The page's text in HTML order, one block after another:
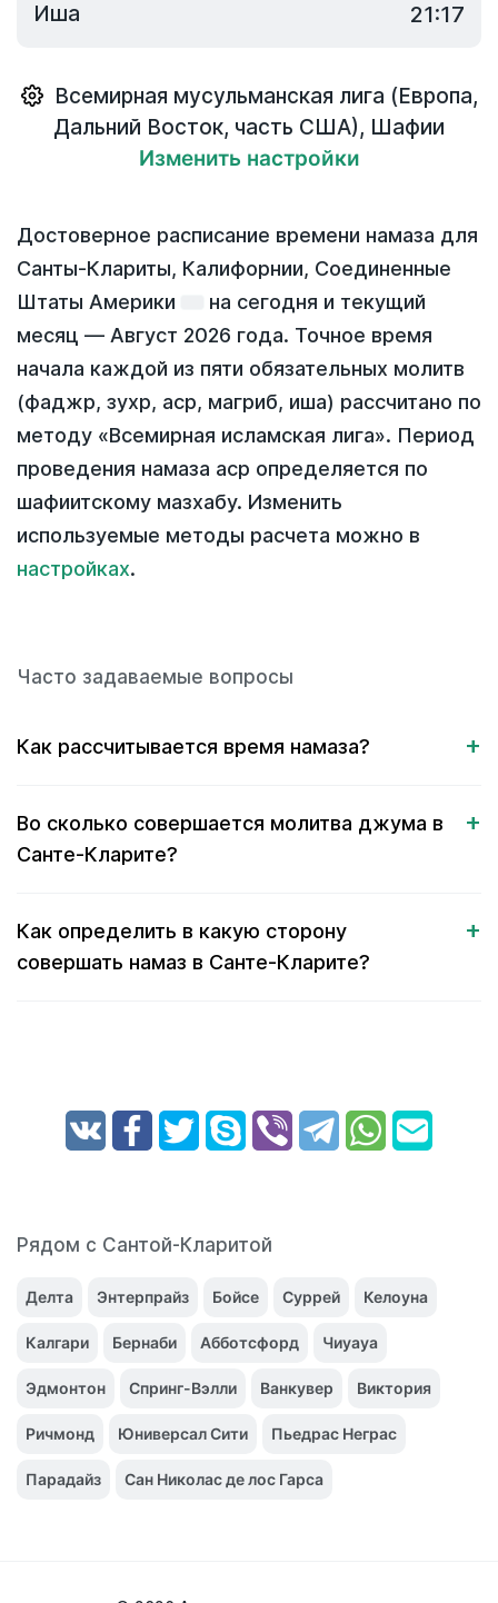
Иша 21:17
Всемирная мусульманская лига (Европа,
Дальний Восток, часть США), Шафии
Изменить настройки
Достоверное расписание времени намаза для
Санты-Клариты, Калифорнии, Соединенные
Штаты Америки
на сегодня и текущий
месяц — Август 2026 года. Точное время
начала каждой из пяти обязательных молитв
(фаджр, зухр, аср, магриб, иша) рассчитано по
методу «Всемирная исламская лига». Период
проведения намаза аср определяется по
шафиитскому мазхабу. Изменить
используемые методы расчета можно в
настройках.
Часто задаваемые вопросы
Как рассчитывается время намаза?
Во сколько совершается молитва джума в
Санте-Кларите?
Как определить в какую сторону
совершать намаз в Санте-Кларите?
Рядом с Сантой-Кларитой
Делта Энтерпрайз Бойсе Суррей Келоуна
Калгари Бернаби Абботсфорд Чиуауа
Эдмонтон Спринг-Вэлли Ванкувер Виктория
Ричмонд Юниверсал Сити Пьедрас Неграс
Парадайз Сан Николас де лос Гарса